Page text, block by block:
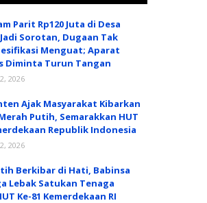
Parit Rp120 Juta di Desa
Sorotan, Dugaan Tak
Menguat; Aparat
Diminta Turun Tangan
2026
Ajak Masyarakat Kibarkan
Putih, Semarakkan HUT
Republik Indonesia
2026
Berkibar di Hati, Babinsa
Lebak Satukan Tenaga
Ke-81 Kemerdekaan RI